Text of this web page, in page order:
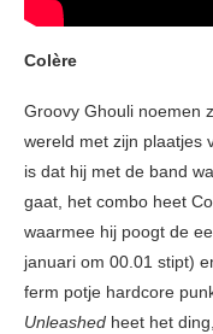
Colère
Groovy Ghouli noemen
wereld met zijn plaatjes
is dat hij met de band
gaat, het combo heet
waarmee hij poogt de
januari om 00.01 stipt)
ferm potje hardcore
Unleashed heet het